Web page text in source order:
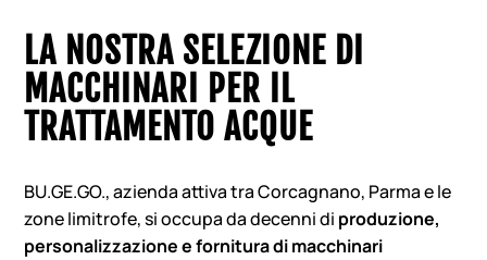
LA NOSTRA SELEZIONE DI
MACCHINARI PER IL
TRATTAMENTO ACQUE
BU.GE.GO., azienda attiva tra Corcagnano, Parma e le
zone limitrofe, si occupa da decenni di produzione,
personalizzazione e fornitura di macchinari